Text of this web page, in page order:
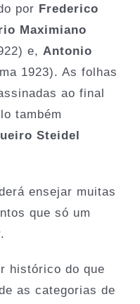
por Frederico
Maximiano
e, Antonio
1923). As folhas
ao final
também
Steidel
ensejar muitas
que só um
histórico do que
as categorias de